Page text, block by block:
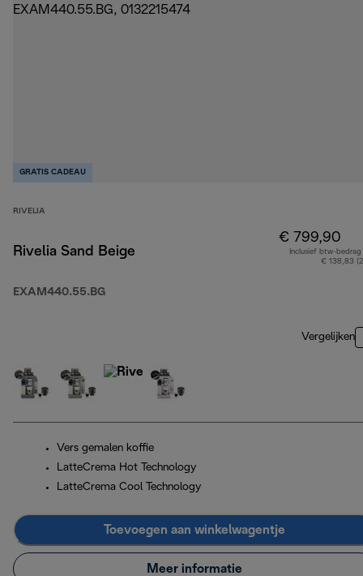
GRATIS CADEAU
RIVELIA
Rivelia Sand Beige
EXAM440.55.BG
€ 799,90
Inclusief btw-bedrag
€ 138,83
Vergelijken
Vers gemalen koffie
LatteCrema Hot Technology
LatteCrema Cool Technology
Toevoegen aan winkelwagentje
Meer informatie